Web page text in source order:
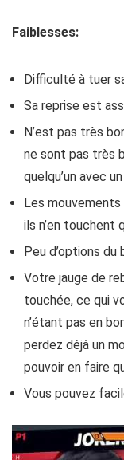
Faiblesses:
Difficulté à tuer
Sa reprise est
N’est pas très
ne sont pas très
quelqu’un avec
Les
ils n’en touchent
Peu d’options du
Votre jauge de
touchée, ce qui
n’étant pas en
perdez déjà un
pouvoir en faire
Vous pouvez